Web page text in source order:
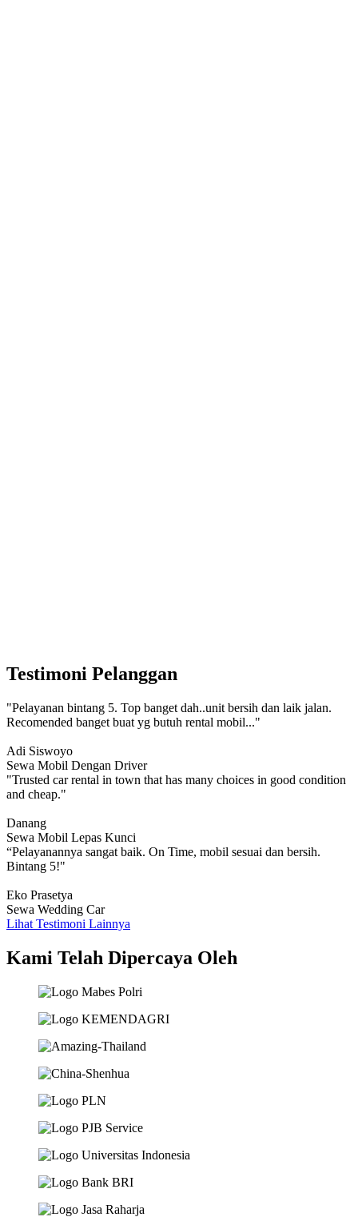
Testimoni Pelanggan
"Pelayanan bintang 5. Top banget dah..unit bersih dan laik jalan.
Recomended banget buat yg butuh rental mobil..."
Adi Siswoyo
Sewa Mobil Dengan Driver
"Trusted car rental in town that has many choices in good condition
and cheap."
Danang
Sewa Mobil Lepas Kunci
“Pelayanannya sangat baik. On Time, mobil sesuai dan bersih.
Bintang 5!"
Eko Prasetya
Sewa Wedding Car
Lihat Testimoni Lainnya
Kami Telah Dipercaya Oleh